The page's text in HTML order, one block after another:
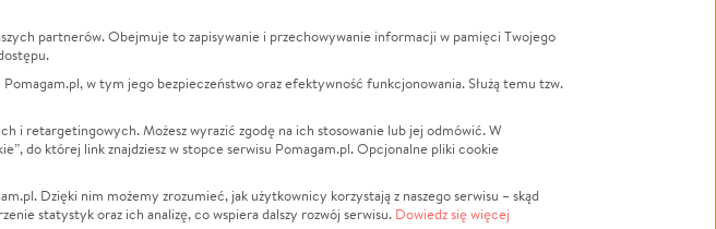
Zbieraj na
Leczenie
Zwierzęta
Pożar
Sport
LGBTQ+
Powódź
Wichura
Religia
partnerów. Obejmuje to zapisywanie i przechowywanie informacji w pamięci Twojego
w tym jego bezpieczeństwo oraz efektywność funkcjonowania. Służą temu tzw.
i retargetingowych. Możesz wyrazić zgodę na ich stosowanie lub jej odmówić. W
do której link znajdziesz w stopce serwisu Pomagam.pl. Opcjonalne pliki cookie
Dzięki nim możemy zrozumieć, jak użytkownicy korzystają z naszego serwisu – skąd
statystyk oraz ich analizę, co wspiera dalszy rozwój serwisu. Dowiedz się więcej